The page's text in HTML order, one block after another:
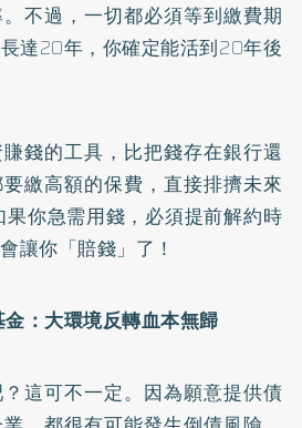
不過，一切都必須等到繳費期
達20年，你確定能活到20年後
錢的工具，比把錢存在銀行還
繳高額的保費，直接排擠未來
你急需用錢，必須提前解約時
讓你「賠錢」了！
：大環境反轉血本無歸
這可不一定。因為願意提供債